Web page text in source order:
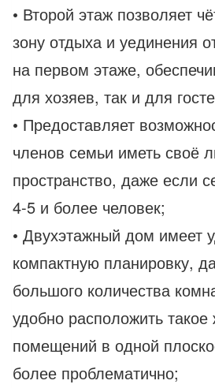
• Второй этаж позволяет
зону отдыха и уединения
на первом этаже,
для хозяев, так и для
• Предоставляет
членов семьи иметь своё
пространство, даже если
4-5 и более человек;
• Двухэтажный дом имеет
компактную планировку,
большого количества
удобно расположить такое
помещений в одной
более проблематично;